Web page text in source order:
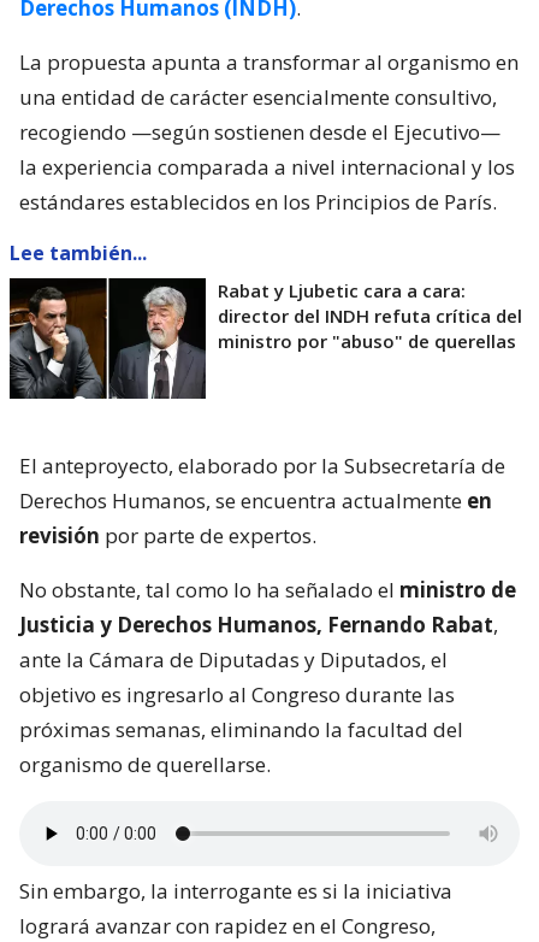
Derechos Humanos (INDH).
La propuesta apunta a transformar al organismo en
una entidad de carácter esencialmente consultivo,
recogiendo —según sostienen desde el Ejecutivo—
la experiencia comparada a nivel internacional y los
estándares establecidos en los Principios de París.
Lee también...
Rabat y Ljubetic cara a cara:
director del INDH refuta crítica del
ministro por "abuso" de querellas
El anteproyecto, elaborado por la Subsecretaría de
Derechos Humanos, se encuentra actualmente en
revisión por parte de expertos.
No obstante, tal como lo ha señalado el ministro de
Justicia y Derechos Humanos, Fernando Rabat,
ante la Cámara de Diputadas y Diputados, el
objetivo es ingresarlo al Congreso durante las
próximas semanas, eliminando la facultad del
organismo de querellarse.
Sin embargo, la interrogante es si la iniciativa
logrará avanzar con rapidez en el Congreso,